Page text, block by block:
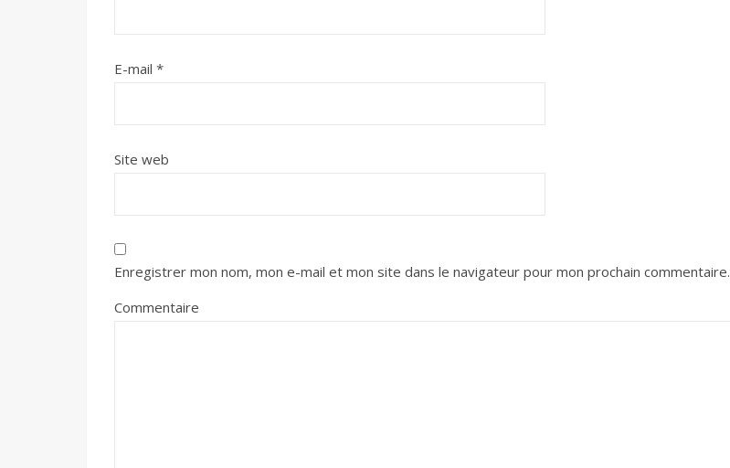
E-mail *
Site web
Enregistrer mon nom, mon e-mail et mon site dans le navigateur pour mon prochain commentaire.
Commentaire